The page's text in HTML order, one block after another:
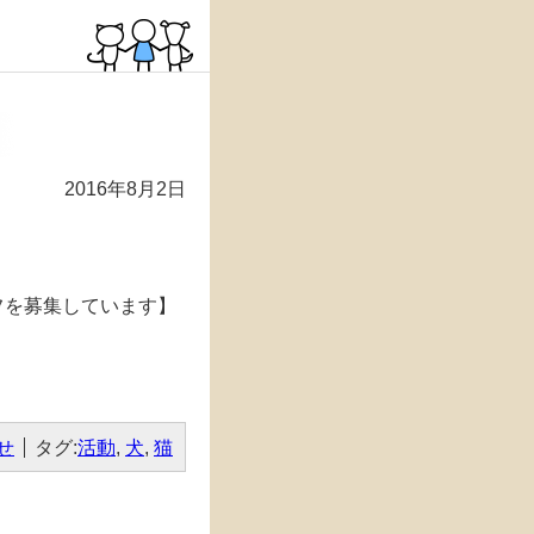
2016年8月2日
募集しています】
タグ:活動, 犬, 猫